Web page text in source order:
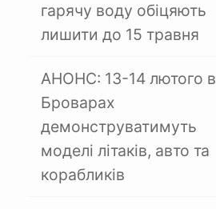
гарячу воду обіцяють
лишити до 15 травня
АНОНС: 13-14 лютого в
Броварах
демонструватимуть
моделі літаків, авто та
корабликів